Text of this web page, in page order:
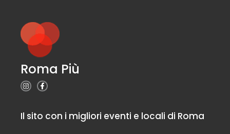
Roma Più
Il sito con i migliori eventi e locali di Roma